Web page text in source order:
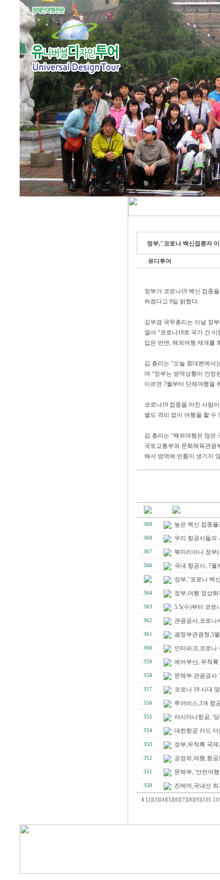
정부,"코로나 백신접종자
유디투어
정부가 코로나19 백신 접종
하겠다고 9일 밝혔다.
김부겸 국무총리는 이날 정
열어 “코로나19로 국가 간
입은 반면, 해외여행 재개를
김 총리는 “오늘 중대본에서
며 “정부는 방역상황이 안정
이르면 7월부터 단체여행을
코로나19 접종을 마친 사람
별도 격리 없이 여행을 할 수
김 총리는 “해외여행은 많은
국토교통부와 문화체육관광
해서 방역에 빈틈이 생기지
369 높은 백신 접종
368 우리 항공사들의
367 북마리아나 정부
366
국내 항공사, 7월
정부,"코로나 백
364 정부,여행 정상
363 5.5(수)부터 코로
362 관광공사,코로나
361 괌정부관광청,5
360 인터파크,코로나
359 에어부산, 무착
358 문체부.관광공사
357 코로나 19 시대
356 투어비스,3개 항
355 아시아나항공, '
354 대한항공 카드
353 정부,무착륙 국
352 공정위,여행,항
351 문체부, '안전여
350 진에어,국내선
1 [2] [3] [4] [5] [6] [7] [8] [9] [10]